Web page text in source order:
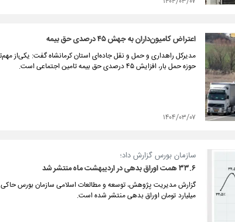
اعتراض کامیون‌داران به جهش ۴۵ درصدی حق بیمه
مدیرکل راهداری و حمل و نقل جاده‌ای استان کرمانشاه گفت: یکی‌از
حوزه حمل بار، افزایش ۴۵ درصدی حق بیمه تامین اجتماعی است.
۱۴۰۴/۰۳/۰۷
سازمان بورس گزارش داد؛
۳۳.۶ همت اوراق بدهی در اردیبهشت ماه منتشر شد
میلیارد تومان اوراق بدهی منتشر شده است.